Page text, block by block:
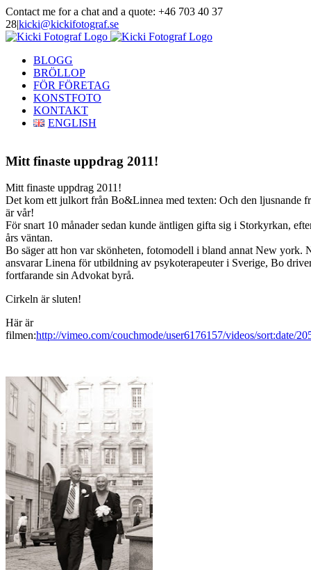
Skip
to
content
Contact me for a chat and a quote: +46 703 40 37
28|kicki@kickifotograf.se
Instagram
Facebook
BLOGG
BRÖLLOP
FÖR FÖRETAG
KONSTFOTO
KONTAKT
ENGLISH
Mitt finaste uppdrag 2011!
Mitt finaste uppdrag 2011!
Det kom ett julkort från Bo&Linnea med texten: Och den ljusnande
är vår!
För snart 10 månader sedan kunde äntligen gifta sig i Storkyrkan,
års väntan.
Bo säger att hon var skönheten, fotomodell i bland annat New york.
ansvarar Linena för utbildning av psykoterapeuter i Sverige, Bo
fortfarande sin Advokat byrå.
Cirkeln är sluten!
Här är
filmen:http://vimeo.com/couchmode/user6176157/videos/sort:date/